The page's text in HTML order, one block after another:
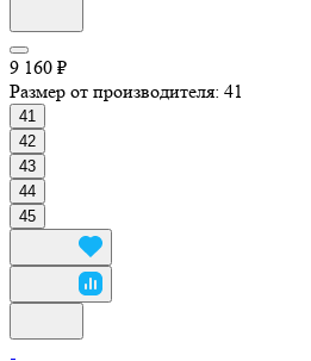
9 160 ₽
Размер от производителя: 41
41
42
43
44
45